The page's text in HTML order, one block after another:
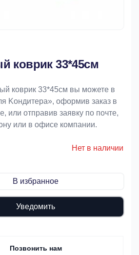
коврик 33*45см
коврик 33*45см вы можете в
Koндитeрa», оформив заказ в
или отправив заявку по почте,
или в офисе компании.
Нет в наличии
В избранное
Уведомить
Позвонить нам